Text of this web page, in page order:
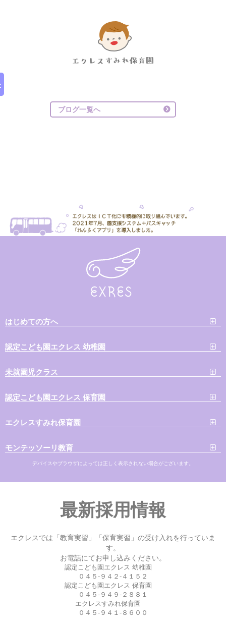
ブログ一覧へ
はじめての方へ
認定こども園エクレス 幼稚園
未就園児クラス
認定こども園エクレス 保育園
エクレスすみれ保育園
モンテッソーリ教育
デバイスやブラウザによっては正しく表示されない場合がございます。
最新採用情報
エクレスでは「教育実習」「保育実習」の受け入れを行っていま
す。
お電話にてお申し込みください。
認定こども園エクレス 幼稚園
０４５-９４２-４１５２
認定こども園エクレス 保育園
０４５-９４９-２８８１
エクレスすみれ保育園
０４５-９４１-８６００